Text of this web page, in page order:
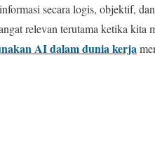
secara logis, objektif,
relevan terutama ketika kita
AI dalam dunia kerja